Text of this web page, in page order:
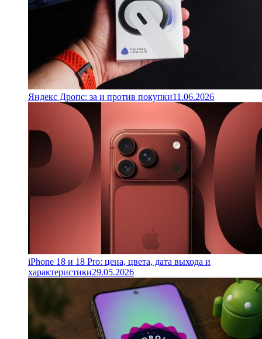
Яндекс Дропс: за и против покупки11.06.2026
iPhone 18 и 18 Pro: цена, цвета, дата выхода и
характеристики29.05.2026